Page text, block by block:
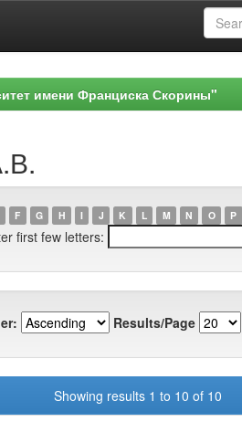
имени Франциска Скорины"
F G H I J K L M N O P
first few letters:
Results/Page
Showing results 1 to 10 of 10